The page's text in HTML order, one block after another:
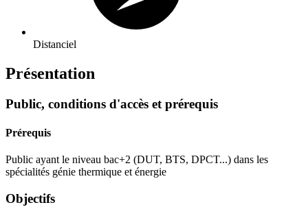
Distanciel
Présentation
Public, conditions d'accès et prérequis
Prérequis
Public ayant le niveau bac+2 (DUT, BTS, DPCT...) dans les
spécialités génie thermique et énergie
Objectifs